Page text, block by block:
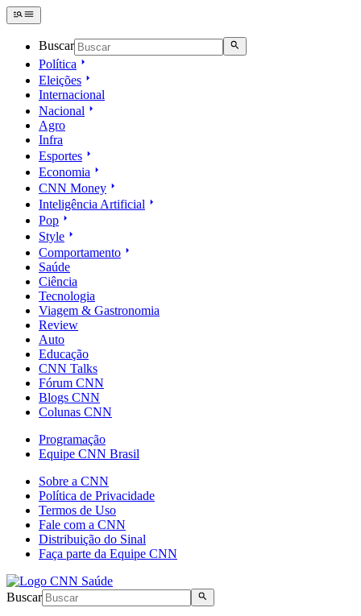
Buscar
Política
Eleições
Internacional
Nacional
Agro
Infra
Esportes
Economia
CNN Money
Inteligência Artificial
Pop
Style
Comportamento
Saúde
Ciência
Tecnologia
Viagem & Gastronomia
Review
Auto
Educação
CNN Talks
Fórum CNN
Blogs CNN
Colunas CNN
Programação
Equipe CNN Brasil
Sobre a CNN
Política de Privacidade
Termos de Uso
Fale com a CNN
Distribuição do Sinal
Faça parte da Equipe CNN
Buscar